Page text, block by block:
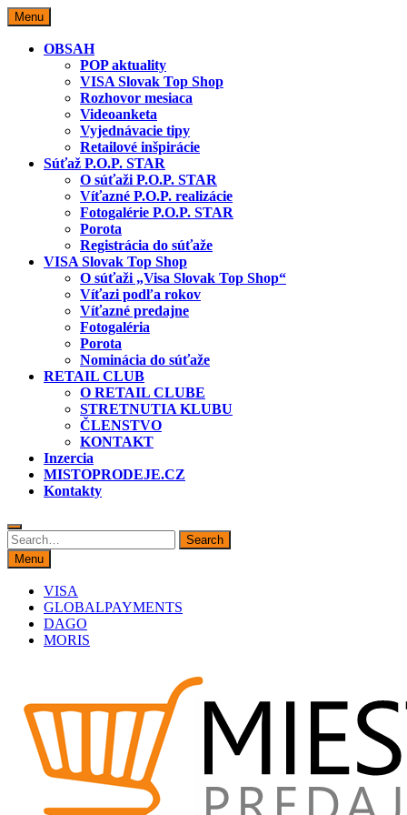
Skip
to
content
Menu
OBSAH
POP aktuality
VISA Slovak Top Shop
Rozhovor mesiaca
Videoanketa
Vyjednávacie tipy
Retailové inšpirácie
Súťaž P.O.P. STAR
O súťaži P.O.P. STAR
Víťazné P.O.P. realizácie
Fotogalérie P.O.P. STAR
Porota
Registrácia do súťaže
VISA Slovak Top Shop
O súťaži „Visa Slovak Top Shop“
Víťazi podľa rokov
Víťazné predajne
Fotogaléria
Porota
Nominácia do súťaže
RETAIL CLUB
O RETAIL CLUBE
STRETNUTIA KLUBU
ČLENSTVO
KONTAKT
Inzercia
MISTOPRODEJE.CZ
Kontakty
Search
for:
Search
Menu
VISA
GLOBALPAYMENTS
DAGO
MORIS